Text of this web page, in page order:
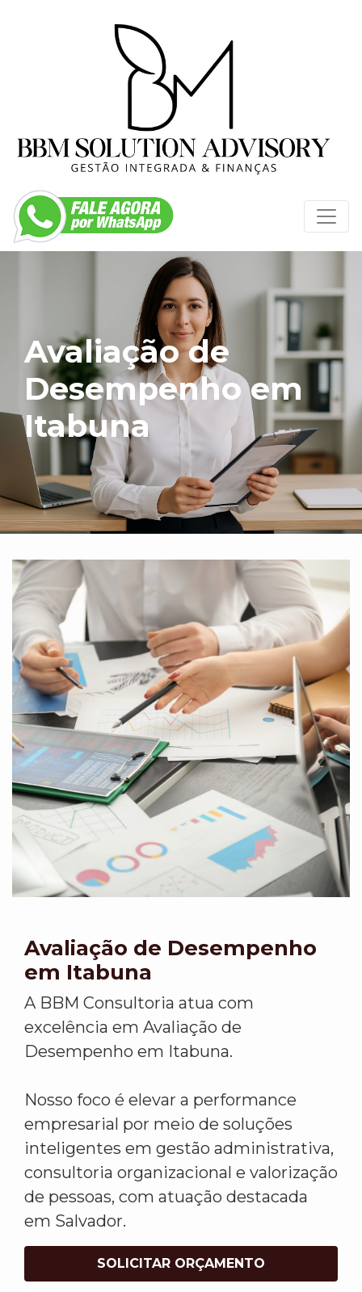
Avaliação de
Desempenho em
Itabuna
Avaliação de Desempenho
em Itabuna
A BBM Consultoria atua com
excelência em Avaliação de
Desempenho em Itabuna.
Nosso foco é elevar a performance
empresarial por meio de soluções
inteligentes em gestão administrativa,
consultoria organizacional e valorização
de pessoas, com atuação destacada
em Salvador.
SOLICITAR ORÇAMENTO